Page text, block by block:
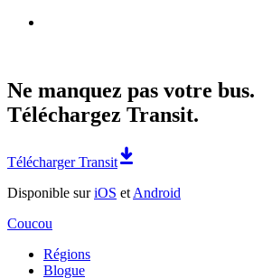
Ne manquez pas votre bus.
Téléchargez Transit.
Télécharger Transit
Disponible suriOS et Android
Coucou
Régions
Blogue